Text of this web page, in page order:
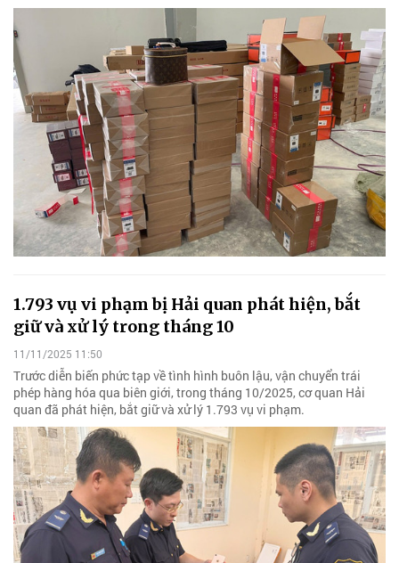
1.793 vụ vi phạm bị Hải quan phát hiện, bắt
giữ và xử lý trong tháng 10
11/11/2025 11:50
Trước diễn biến phức tạp về tình hình buôn lậu, vận chuyển trái
phép hàng hóa qua biên giới, trong tháng 10/2025, cơ quan Hải
quan đã phát hiện, bắt giữ và xử lý 1.793 vụ vi phạm.